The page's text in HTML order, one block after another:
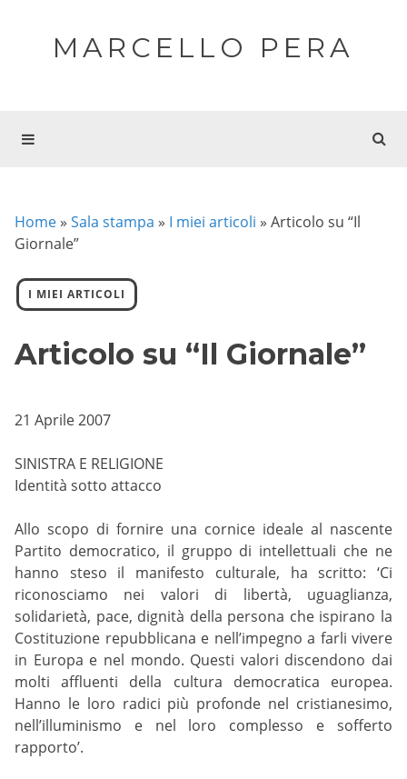
MARCELLO PERA
Home » Sala stampa » I miei articoli » Articolo su “Il
Giornale”
I MIEI ARTICOLI
Articolo su “Il Giornale”
21 Aprile 2007
SINISTRA E RELIGIONE
Identità sotto attacco
Allo scopo di fornire una cornice ideale al nascente
Partito democratico, il gruppo di intellettuali che ne
hanno steso il manifesto culturale, ha scritto: ‘Ci
riconosciamo nei valori di libertà, uguaglianza,
solidarietà, pace, dignità della persona che ispirano la
Costituzione repubblicana e nell’impegno a farli vivere
in Europa e nel mondo. Questi valori discendono dai
molti affluenti della cultura democratica europea.
Hanno le loro radici più profonde nel cristianesimo,
nell’illuminismo e nel loro complesso e sofferto
rapporto’.